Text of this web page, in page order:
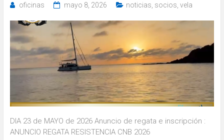
oficinas mayo 8, 2026 noticias socios vela
DIA 23 de MAYO de 2026 Anuncio de regata e inscripción :
ANUNCIO REGATA RESISTENCIA CNB 2026